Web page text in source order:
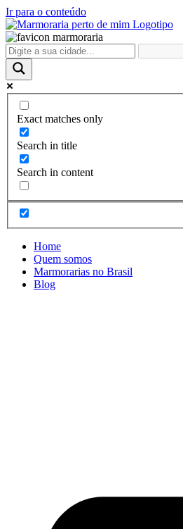
Ir para o conteúdo
Exact matches only
Search in title
Search in content
Home
Quem somos
Marmorarias no Brasil
Blog